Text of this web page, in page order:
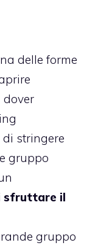
delle forme
dover
stringere
gruppo
sfruttare il
gruppo